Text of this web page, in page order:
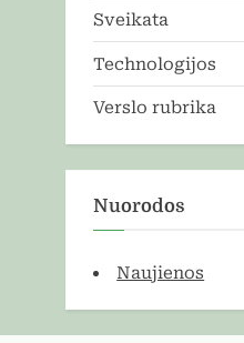
Sveikata
Technologijos
Verslo rubrika
Nuorodos
Naujienos